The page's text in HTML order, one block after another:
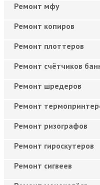
Ремонт мфу
Ремонт копиров
Ремонт плоттеров
Ремонт счётчиков
Ремонт шредеров
Ремонт
Ремонт ризографов
Ремонт гироскутеров
Ремонт сигвеев